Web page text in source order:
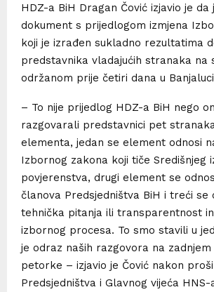
HDZ-a BiH Dragan Čović izjavio je da
dokument s prijedlogom izmjena
koji je izrađen sukladno rezultatima
predstavnika vladajućih stranaka na
održanom prije četiri dana u
– To nije prijedlog HDZ-a BiH nego
razgovarali predstavnici pet
elementa, jedan se element odnosi
Izbornog zakona koji tiče Središnjeg
povjerenstva, drugi element se
članova Predsjedništva BiH i treći se
tehnička pitanja ili transparentnost
izbornog procesa. To smo stavili u
je odraz naših razgovora na zadnjem
petorke – izjavio je Čović nakon
Predsjedništva i Glavnog vijeća HNS-